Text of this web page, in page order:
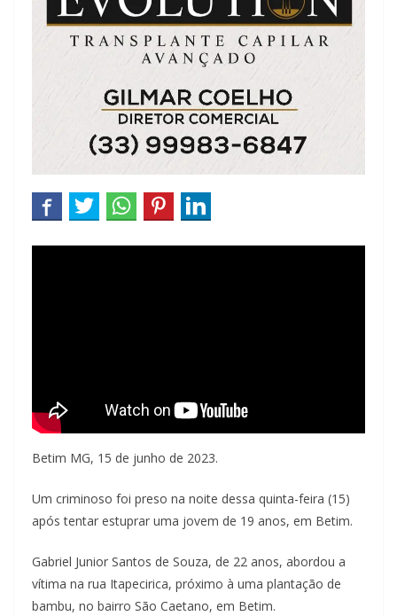
Betim MG, 15 de junho de 2023.
Um criminoso foi preso na noite dessa quinta-feira (15)
após tentar estuprar uma jovem de 19 anos, em Betim.
Gabriel Junior Santos de Souza, de 22 anos, abordou a
vítima na rua Itapecirica, próximo à uma plantação de
bambu, no bairro São Caetano, em Betim.